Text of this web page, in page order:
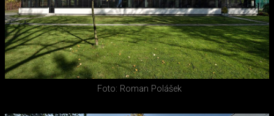
Foto: Roman Polášek